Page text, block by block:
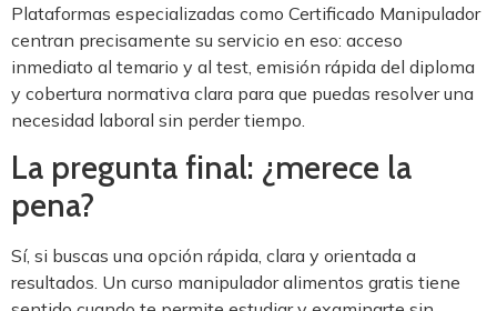
Plataformas especializadas como Certificado Manipulador
centran precisamente su servicio en eso: acceso
inmediato al temario y al test, emisión rápida del diploma
y cobertura normativa clara para que puedas resolver una
necesidad laboral sin perder tiempo.
La pregunta final: ¿merece la
pena?
Sí, si buscas una opción rápida, clara y orientada a
resultados. Un curso manipulador alimentos gratis tiene